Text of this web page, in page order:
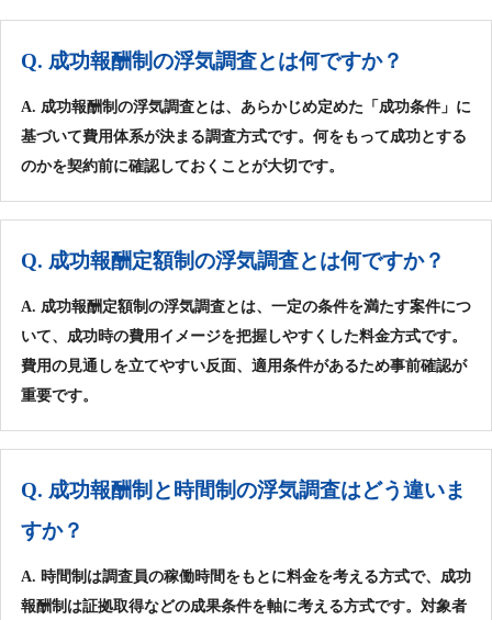
Q. 成功報酬制の浮気調査とは何ですか？
A. 成功報酬制の浮気調査とは、あらかじめ定めた「成功条件」に
基づいて費用体系が決まる調査方式です。何をもって成功とする
のかを契約前に確認しておくことが大切です。
Q. 成功報酬定額制の浮気調査とは何ですか？
A. 成功報酬定額制の浮気調査とは、一定の条件を満たす案件につ
いて、成功時の費用イメージを把握しやすくした料金方式です。
費用の見通しを立てやすい反面、適用条件があるため事前確認が
重要です。
Q. 成功報酬制と時間制の浮気調査はどう違いま
すか？
A. 時間制は調査員の稼働時間をもとに料金を考える方式で、成功
報酬制は証拠取得などの成果条件を軸に考える方式です。対象者